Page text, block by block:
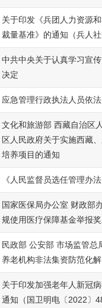
关于印发《兵团人力资源
裁量基准》的通知（兵人
中共中央关于认真学习宣
决定
应急管理行政执法人员依
文化和旅游部 西藏自治区
区人民政府关于实施西藏
培养项目的通知
《人民监督员选任管理办
国家医保局办公室 财政部
规使用医疗保障基金举报
民政部 公安部 市场监管
养老机构非法集资防范化
关于印发加强老年人新冠
通知（国卫明电〔2022〕